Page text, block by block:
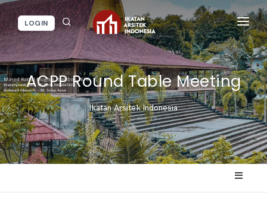
LOGIN
BERANDA
BERITA / KEGIATAN
LAYANAN IAI
INFORMASI
ACPP Round Table Meeting
Ikatan Arsitek Indonesia